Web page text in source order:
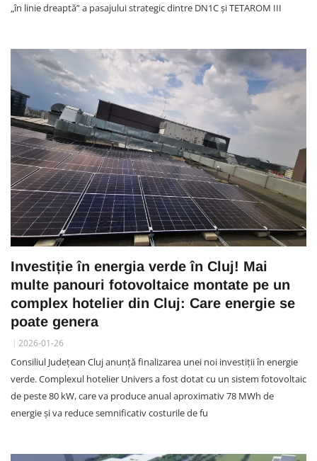
„în linie dreaptă” a pasajului strategic dintre DN1C și TETAROM III
Investiție în energia verde în Cluj! Mai
multe panouri fotovoltaice montate pe un
complex hotelier din Cluj: Care energie se
poate genera
2026-01-26
Consiliul Județean Cluj anunță finalizarea unei noi investiții în energie
verde. Complexul hotelier Univers a fost dotat cu un sistem fotovoltaic
de peste 80 kW, care va produce anual aproximativ 78 MWh de
energie și va reduce semnificativ costurile de fu